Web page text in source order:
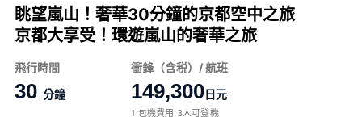
眺望嵐山！奢華30分鐘的京都空中之旅
京都大享受！環遊嵐山的奢華之旅
飛行時間
30 分鐘
衝鋒（含税）/ 航班
149,300日元
1 包機費用 3人可登機